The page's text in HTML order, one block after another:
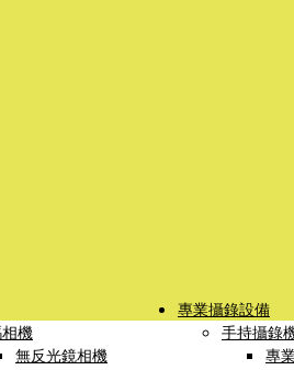
機
無反光鏡相機
專業攝錄設備
手持攝錄
專